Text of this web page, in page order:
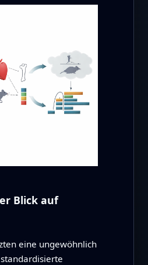
Blick auf
eine ungewöhnlich